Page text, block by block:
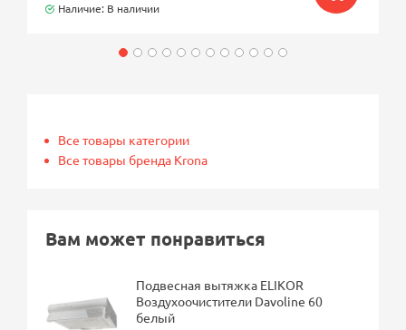
Наличие: В наличии
Все товары категории
Все товары бренда Krona
Вам может понравиться
Подвесная вытяжка ELIKOR
Воздухоочистители Davoline 60
белый